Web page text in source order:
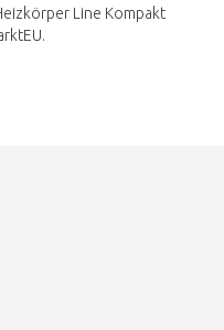
Line Kompakt